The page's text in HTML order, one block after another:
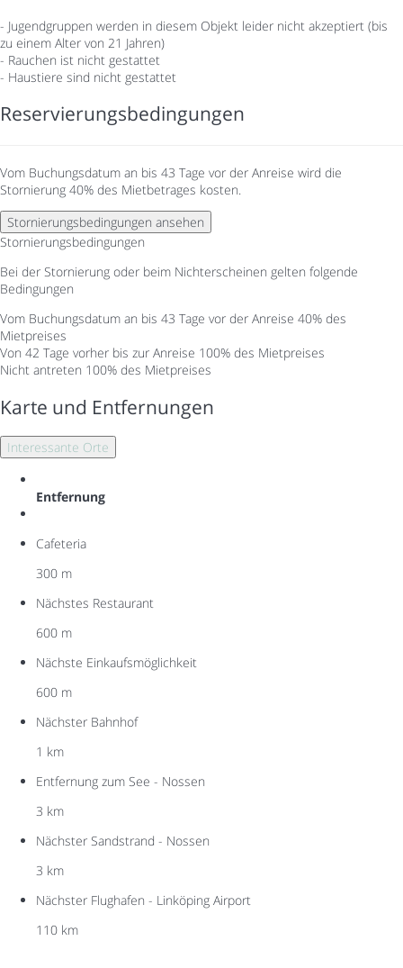
- Jugendgruppen werden in diesem Objekt leider nicht akzeptiert (bis
zu einem Alter von 21 Jahren)
- Rauchen ist nicht gestattet
- Haustiere sind nicht gestattet
Reservierungsbedingungen
Vom Buchungsdatum an bis 43 Tage vor der Anreise wird die
Stornierung 40% des Mietbetrages kosten.
Stornierungsbedingungen ansehen
Stornierungsbedingungen
Bei der Stornierung oder beim Nichterscheinen gelten folgende
Bedingungen
Vom Buchungsdatum an bis 43 Tage vor der Anreise 40% des
Mietpreises
Von 42 Tage vorher bis zur Anreise 100% des Mietpreises
Nicht antreten 100% des Mietpreises
Karte und Entfernungen
Interessante Orte
Entfernung
Cafeteria
300 m
Nächstes Restaurant
600 m
Nächste Einkaufsmöglichkeit
600 m
Nächster Bahnhof
1 km
Entfernung zum See - Nossen
3 km
Nächster Sandstrand - Nossen
3 km
Nächster Flughafen - Linköping Airport
110 km